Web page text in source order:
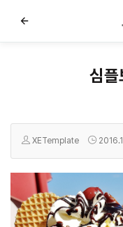
심
XETemplate